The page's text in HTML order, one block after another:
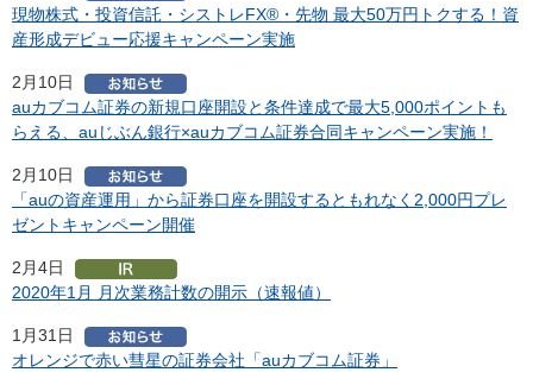
現物株式・投資信託・シストレFX®・先物 最大50万円トクする！資
産形成デビュー応援キャンペーン実施
2月10日
auカブコム証券の新規口座開設と条件達成で最大5,000ポイントも
らえる、auじぶん銀行×auカブコム証券合同キャンペーン実施！
2月10日
「auの資産運用」から証券口座を開設するともれなく2,000円プレ
ゼントキャンペーン開催
2月4日
2020年1月 月次業務計数の開示（速報値）
1月31日
オレンジで赤い彗星の証券会社「auカブコム証券」